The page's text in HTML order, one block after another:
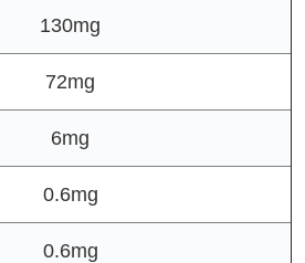
130mg
72mg
6mg
0.6mg
0.6mg